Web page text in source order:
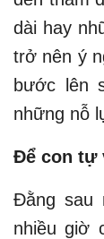
dài hay
trở nên ý
bước lên
những nỗ
Để con tự
Đằng sau
nhiều giờ